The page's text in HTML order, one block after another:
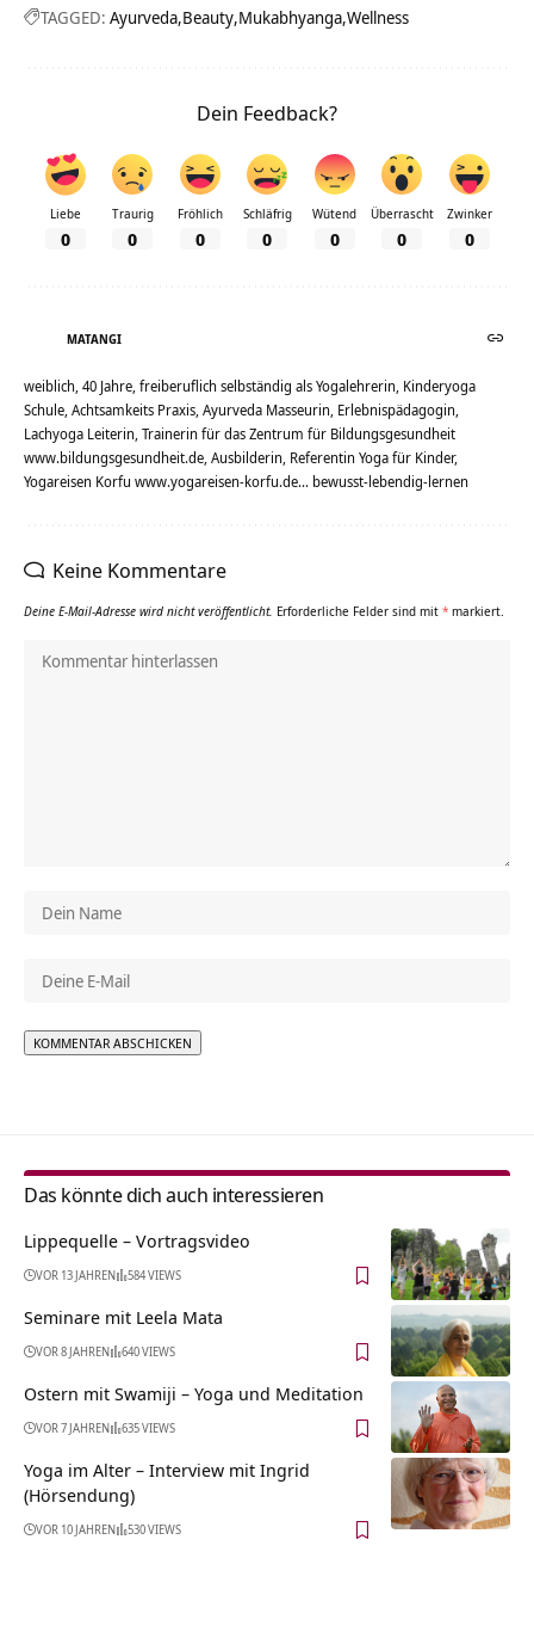
TAGGED: Ayurveda Beauty Mukabhyanga Wellness
Dein Feedback?
Liebe
0
Traurig
0
Fröhlich
0
Schläfrig
0
Wütend
0
Überrascht
0
Zwinker
0
MATANGI
weiblich, 40 Jahre, freiberuflich selbständig als Yogalehrerin, Kinderyoga
Schule, Achtsamkeits Praxis, Ayurveda Masseurin, Erlebnispädagogin,
Lachyoga Leiterin, Trainerin für das Zentrum für Bildungsgesundheit
www.bildungsgesundheit.de, Ausbilderin, Referentin Yoga für Kinder,
Yogareisen Korfu www.yogareisen-korfu.de... bewusst-lebendig-lernen
Keine Kommentare
Deine E-Mail-Adresse wird nicht veröffentlicht. Erforderliche Felder sind mit * markiert.
Das könnte dich auch interessieren
Lippequelle‏‎ – Vortragsvideo
VOR 13 JAHREN 584 VIEWS
Seminare mit Leela Mata
VOR 8 JAHREN 640 VIEWS
Ostern mit Swamiji – Yoga und Meditation
VOR 7 JAHREN 635 VIEWS
Yoga im Alter – Interview mit Ingrid
(Hörsendung)
VOR 10 JAHREN 530 VIEWS